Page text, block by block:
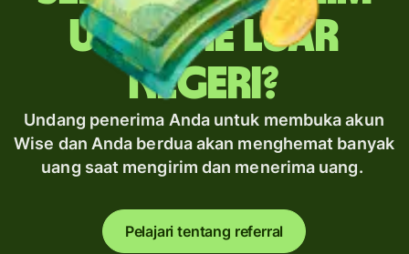
uang ke luar
negeri?
Undang penerima Anda untuk membuka akun
Wise dan Anda berdua akan menghemat banyak
uang saat mengirim dan menerima uang.
Pelajari tentang referral